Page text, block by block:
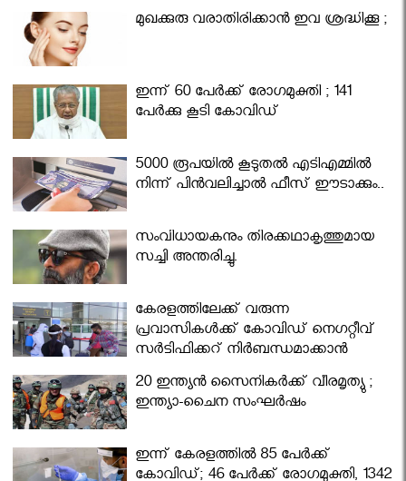
മുഖക്കുരു വരാതിരിക്കാന്‍ ഇവ ശ്രദ്ധിക്കൂ ;
ഇന്ന് 60 പേർക്ക് രോഗമുക്തി ; 141
പേര്‍ക്കു കൂടി കോവിഡ്
5000 രൂപയിൽ കൂടുതൽ എടിഎമ്മിൽ
നിന്ന് പിൻവലിച്ചാൽ ഫീസ് ഈടാക്കും..
സംവിധായകനും തിരക്കഥാകൃത്തുമായ
സച്ചി അന്തരിച്ചു.
കേരളത്തിലേക്ക് വരുന്ന
പ്രവാസികള്‍ക്ക് കോവിഡ് നെഗറ്റീവ്
സര്‍ട്ടിഫിക്കറ്റ് നിർബന്ധമാക്കാൻ
മന്ത്രിസഭ
20 ഇന്ത്യൻ സൈനികർക്ക് വീരമൃത്യു ;
ഇന്ത്യാ-ചൈന സംഘർഷം
ഇന്ന് കേരളത്തിൽ 85 പേർക്ക്
കോവിഡ്; 46 പേർക്ക് രോഗമുക്തി, 1342